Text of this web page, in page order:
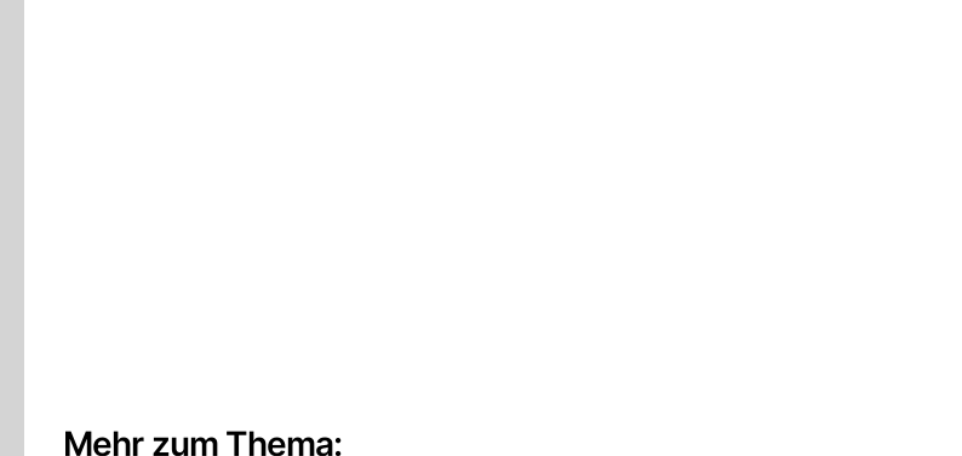
Mehr zum Thema: